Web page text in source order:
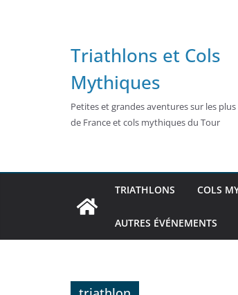
Triathlons et Cols
Mythiques
Petites et grandes aventures sur les
de France et cols mythiques du Tour
TRIATHLONS COLS
AUTRES ÉVÉNEMENTS